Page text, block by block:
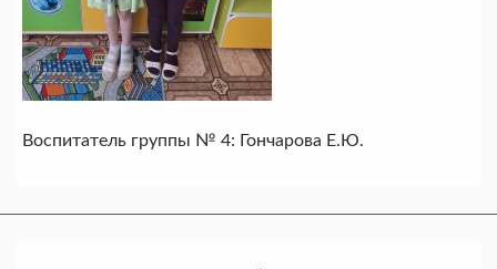
Воспитатель группы № 4: Гончарова Е.Ю.